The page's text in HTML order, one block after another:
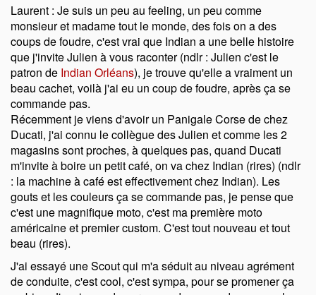
Laurent : Je suis un peu au feeling, un peu comme
monsieur et madame tout le monde, des fois on a des
coups de foudre, c'est vrai que Indian a une belle histoire
que j'invite Julien à vous raconter (ndlr : Julien c'est le
patron de Indian Orléans), je trouve qu'elle a vraiment un
beau cachet, voilà j'ai eu un coup de foudre, après ça se
commande pas.
Récemment je viens d'avoir un Panigale Corse de chez
Ducati, j'ai connu le collègue des Julien et comme les 2
magasins sont proches, à quelques pas, quand Ducati
m'invite à boire un petit café, on va chez Indian (rires) (ndlr
: la machine à café est effectivement chez Indian). Les
gouts et les couleurs ça se commande pas, je pense que
c'est une magnifique moto, c'est ma première moto
américaine et premier custom. C'est tout nouveau et tout
beau (rires).
J'ai essayé une Scout qui m'a séduit au niveau agrément
de conduite, c'est cool, c'est sympa, pour se promener ça